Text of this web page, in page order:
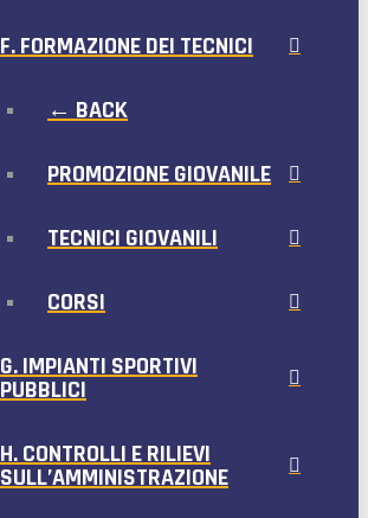
F. FORMAZIONE DEI TECNICI
← BACK
PROMOZIONE GIOVANILE
TECNICI GIOVANILI
CORSI
G. IMPIANTI SPORTIVI
PUBBLICI
H. CONTROLLI E RILIEVI
SULL’AMMINISTRAZIONE